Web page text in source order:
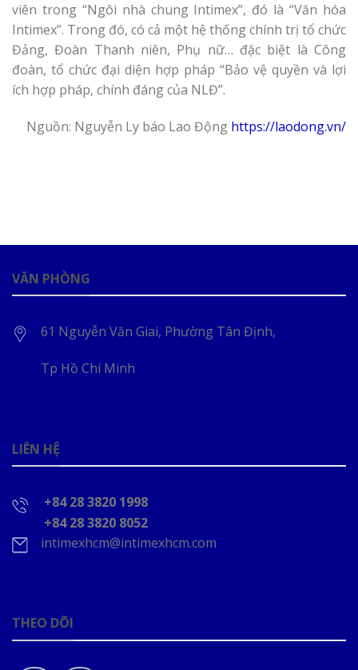
viên trong “Ngôi nhà chung Intimex”, đó là “Văn hóa
Intimex”. Trong đó, có cả một hệ thống chính trị tổ chức
Đảng, Đoàn Thanh niên, Phụ nữ… đặc biệt là Công
đoàn, tổ chức đại diện hợp pháp “Bảo vệ quyền và lợi
ích hợp pháp, chính đáng của NLĐ”.
Nguồn: Nguyễn Ly báo Lao Động https://laodong.vn/
VĂN PHÒNG
61 Nguyễn Văn Giai, Phường Tân Định,
Tp Hồ Chí Minh
LIÊN HỆ
+84 28 3820 1998
+84 28 3820 8052
intimexhcm@intimexhcm.com
THEO DÕI